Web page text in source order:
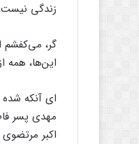
زندگی‌
گر، می‌کفشم‌
این‌ها، همه‌
ای‌ آنکه‌
مهدی‌ پسر
اکبر مرتضوی‌